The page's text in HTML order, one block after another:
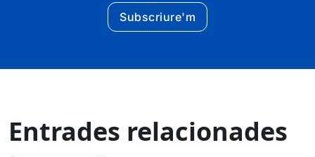
Subscriure'm
Entrades relacionades